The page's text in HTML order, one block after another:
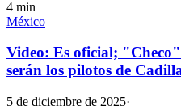
4 min
México
Video: Es oficial;
serán los pilotos de
5 de diciembre de 2025·